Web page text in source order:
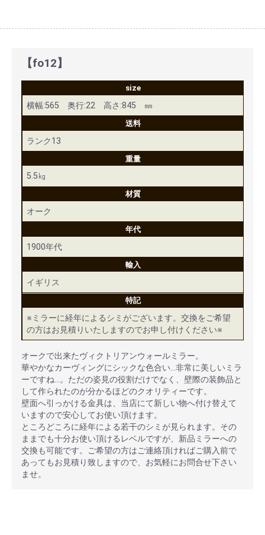
【fo12】
size
横幅:565 奥行:22 高さ:845 ㎜
送料
ランク13
重量
5.5㎏
材質
オーク
年代
1900年代
輸入
イギリス
特記
※ミラーに経年によるシミがございます。交換をご希望
の方はお見積りいたしますのでお申し付けください※
オークで出来たヴィクトリアンウォールミラー。
華やかなカーヴィングにシックな色合い…非常に美しいミラ
ーですね…。ただの姿見の役割だけでなく、壁際の装飾品と
して作られたのが分かるほどのクオリティーです。
壁面へ引っかける金具は、当店にて新しい物へ付け替えて
いますので安心してお使い頂けます。
ところどころに経年による若干のシミが見られます。その
ままでも十分お使い頂けるレベルですが、新品ミラーへの
交換も可能です。ご希望の方はご連絡頂ければご購入前で
あってもお見積り致しますので、お気軽にお問合せ下さい
ませ。